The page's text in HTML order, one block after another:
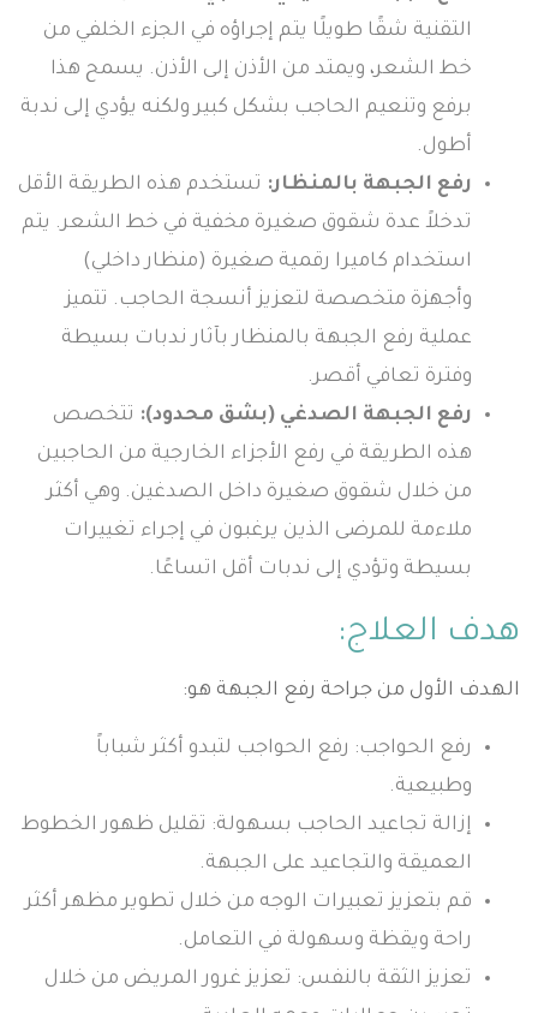
التقنية شقًا طويلًا يتم إجراؤه في الجزء الخلفي من
خط الشعر، ويمتد من الأذن إلى الأذن. يسمح هذا
برفع وتنعيم الحاجب بشكل كبير ولكنه يؤدي إلى ندبة
أطول.
رفع الجبهة بالمنظار: تستخدم هذه الطريقة الأقل
تدخلاً عدة شقوق صغيرة مخفية في خط الشعر. يتم
استخدام كاميرا رقمية صغيرة (منظار داخلي)
وأجهزة متخصصة لتعزيز أنسجة الحاجب. تتميز
عملية رفع الجبهة بالمنظار بآثار ندبات بسيطة
وفترة تعافي أقصر.
رفع الجبهة الصدغي (بشق محدود): تتخصص
هذه الطريقة في رفع الأجزاء الخارجية من الحاجبين
من خلال شقوق صغيرة داخل الصدغين. وهي أكثر
ملاءمة للمرضى الذين يرغبون في إجراء تغييرات
بسيطة وتؤدي إلى ندبات أقل اتساعًا.
هدف العلاج:
الهدف الأول من جراحة رفع الجبهة هو:
رفع الحواجب: رفع الحواجب لتبدو أكثر شباباً
وطبيعية.
إزالة تجاعيد الحاجب بسهولة: تقليل ظهور الخطوط
العميقة والتجاعيد على الجبهة.
قم بتعزيز تعبيرات الوجه من خلال تطوير مظهر أكثر
راحة ويقظة وسهولة في التعامل.
تعزيز الثقة بالنفس: تعزيز غرور المريض من خلال